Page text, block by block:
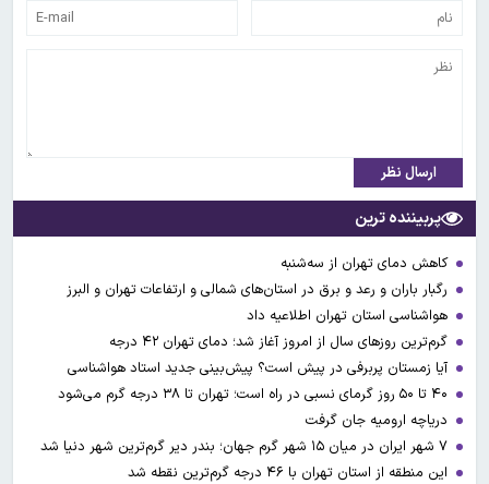
ارسال نظر
پربیننده ترین
کاهش دمای تهران از سه‌شنبه
رگبار باران و رعد و برق در استان‌های شمالی و ارتفاعات تهران و البرز
هواشناسی استان تهران اطلاعیه داد
گرم‌ترین روزهای سال از امروز آغاز شد؛ دمای تهران ۴۲ درجه
آیا زمستان پربرفی در پیش است؟ پیش‌بینی جدید استاد هواشناسی
دریاچه ارومیه جان گرفت
این منطقه از استان تهران با ۴۶ درجه گرم‌ترین نقطه شد